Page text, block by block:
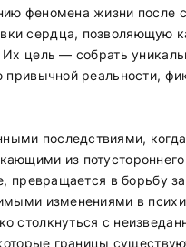
феномена жизни после
сердца, позволяющую
Их цель — собрать
привычной реальности,
последствиями,
из
превращается в борьбу
изменениями в
столкнуться с
границы